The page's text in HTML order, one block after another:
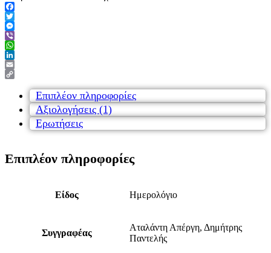
Facebook
Twitter
Messenger
Viber
WhatsApp
LinkedIn
Email
Link
Επιπλέον πληροφορίες
Αξιολογήσεις (1)
Ερωτήσεις
Επιπλέον πληροφορίες
Είδος Ημερολόγιο
Συγγραφέας
Αταλάντη Απέργη, Δημήτρης
Παντελής